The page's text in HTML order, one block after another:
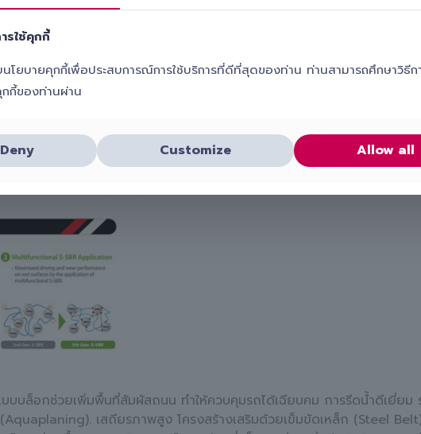
บบล็อกช่วยเพิ่มพื้นที่สัมผัสถนน ทำให้ควบคุมรถได้เฉียบคม การรีดน้ำดีเยี่
เสถียรภาพสูง โครงสร้างเสริมด้วยเข็มขัดเหล็ก (Steel
รใช้คุกกี้
โยบายคุกกี้เพื่อประสบการณ์การใช้บริการที่ดีที่สุดของท่าน ท่านสามารถศึกษาวิธีก
กี้ของท่านผ่าน
Deny Customize Allow all